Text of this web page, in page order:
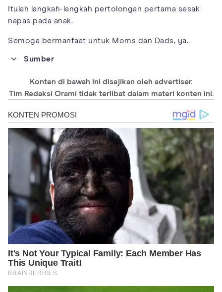
Itulah langkah-langkah pertolongan pertama sesak
napas pada anak.
Semoga bermanfaat untuk Moms dan Dads, ya.
Sumber
treatment-1298897
https://medlineplus.gov/ency/article/000007.htm
breathing/
Konten di bawah ini disajikan oleh advertiser.
Tim Redaksi Orami tidak terlibat dalam materi konten ini.